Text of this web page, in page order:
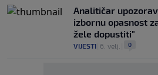
Analitičar
izbornu opasnost
žele dopustiti"
VIJESTI 6. velj. 0